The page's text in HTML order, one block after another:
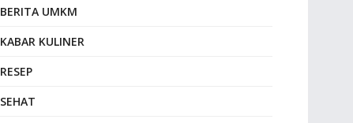
BERITA UMKM
KABAR KULINER
RESEP
SEHAT